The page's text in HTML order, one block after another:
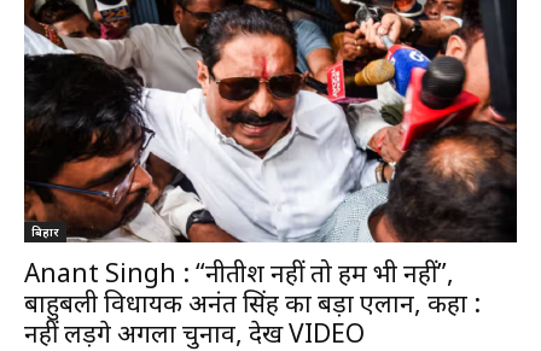
बिहार
Anant Singh : “नीतीश नहीं तो हम भी नहीं”,
बाहुबली विधायक अनंत सिंह का बड़ा एलान, कहा :
नहीं लड़ेंगे अगला चुनाव, देखें VIDEO